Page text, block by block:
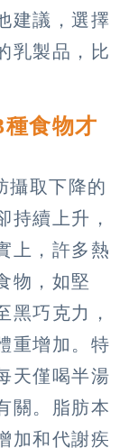
建議，選擇
乳製品，比
食物才
攝取下降的
持續上升，
上，許多熱
物，如堅
黑巧克力，
重增加。特
天僅喝半湯
關。脂肪本
加和代謝疾